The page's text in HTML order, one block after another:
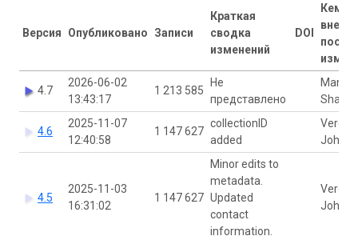
Версия Опубликовано Записи
Краткая
сводка
изменений
DOI
Кем
4.7
2026-06-02
13:43:17
1 213 585
Не
представлено
Shah
4.6
2025-11-07
12:40:58
1 147 627
collectionID
added
4.5
2025-11-03
16:31:02
1 147 627
Minor edits to
metadata.
Updated
contact
information.